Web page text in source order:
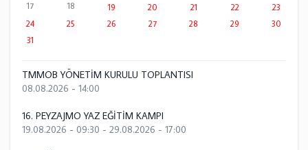
17
18 19 20 21 22
23
24
25 26 27 28 29
30
31
TMMOB YÖNETİM KURULU TOPLANTISI
08.08.2026 - 14:00
16. PEYZAJMO YAZ EĞİTİM KAMPI
19.08.2026 - 09:30 - 29.08.2026 - 17:00